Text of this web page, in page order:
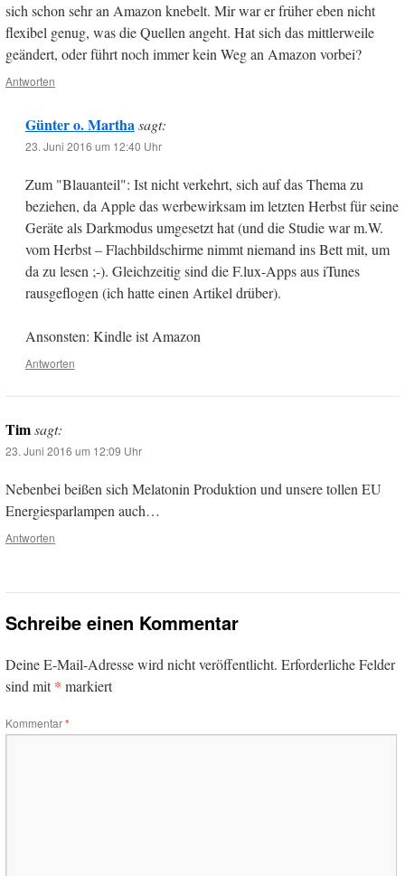
sich schon sehr an Amazon knebelt. Mir war er früher eben nicht
flexibel genug, was die Quellen angeht. Hat sich das mittlerweile
geändert, oder führt noch immer kein Weg an Amazon vorbei?
Antworten
Günter o. Martha sagt:
23. Juni 2016 um 12:40 Uhr
Zum "Blauanteil": Ist nicht verkehrt, sich auf das Thema zu
beziehen, da Apple das werbewirksam im letzten Herbst für seine
Geräte als Darkmodus umgesetzt hat (und die Studie war m.W.
vom Herbst – Flachbildschirme nimmt niemand ins Bett mit, um
da zu lesen ;-). Gleichzeitig sind die F.lux-Apps aus iTunes
rausgeflogen (ich hatte einen Artikel drüber).
Ansonsten: Kindle ist Amazon
Antworten
Timsagt:
23. Juni 2016 um 12:09 Uhr
Nebenbei beißen sich Melatonin Produktion und unsere tollen EU
Energiesparlampen auch…
Antworten
Schreibe einen Kommentar
Deine E-Mail-Adresse wird nicht veröffentlicht. Erforderliche Felder
sind mit* markiert
Kommentar*